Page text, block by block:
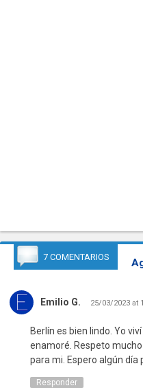
7 COMENTARIOS
Emilio G. 25/03/2023 at
Berlín es bien lindo. Yo
enamoré. Respeto
para mi. Espero algún día
Responder